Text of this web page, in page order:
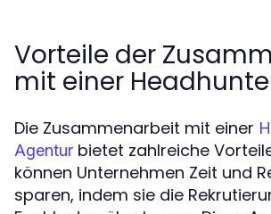
Vorteile der
mit einer
Die Zusammenarbeit mit einer
Agentur bietet zahlreiche
können Unternehmen Zeit und
sparen, indem sie die